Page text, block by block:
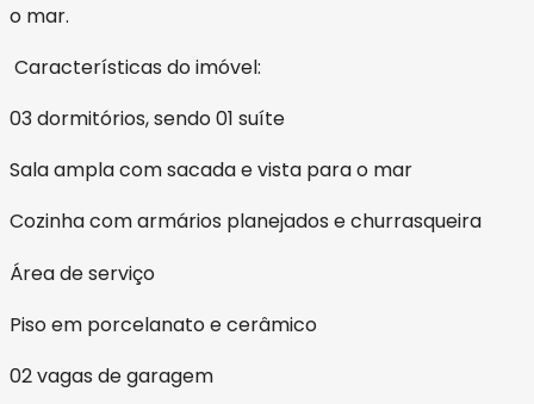
o mar.
Características do imóvel:
03 dormitórios, sendo 01 suíte
Sala ampla com sacada e vista para o mar
Cozinha com armários planejados e churrasqueira
Área de serviço
Piso em porcelanato e cerâmico
02 vagas de garagem